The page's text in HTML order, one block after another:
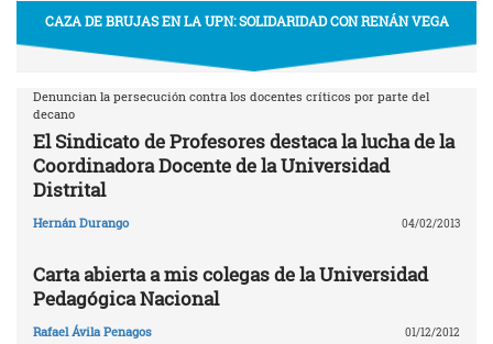
CAZA DE BRUJAS EN LA UPN: SOLIDARIDAD CON RENÁN VEGA
Denuncian la persecución contra los docentes críticos por parte del
decano
El Sindicato de Profesores destaca la lucha de la
Coordinadora Docente de la Universidad
Distrital
Hernán Durango 04/02/2013
Carta abierta a mis colegas de la Universidad
Pedagógica Nacional
Rafael Ávila Penagos 01/12/2012